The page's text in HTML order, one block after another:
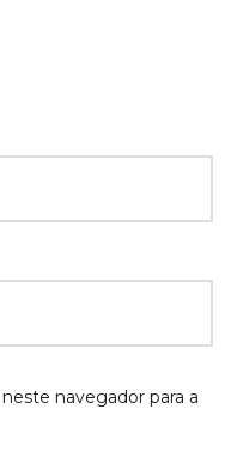
navegador para a